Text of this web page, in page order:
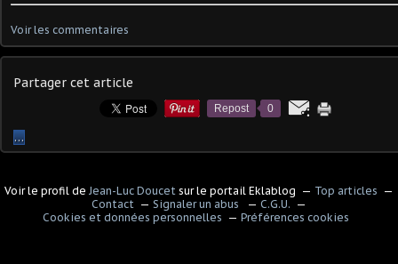
Voir les commentaires
Partager cet article
Repost 0
…
Voir le profil de Jean-Luc Doucet sur le portail Eklablog
Top articles
Contact
Signaler un abus
C.G.U.
Cookies et données personnelles
Préférences cookies